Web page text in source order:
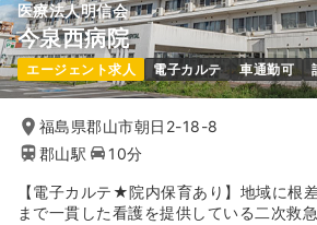
医療法人明信会
今泉西病院
エージェント求人 電子カルテ 車通勤可
福島県郡山市朝日2-18-8
郡山駅
10分
【電子カルテ★院内保育あり】地域に根
まで一貫した看護を提供している二次救